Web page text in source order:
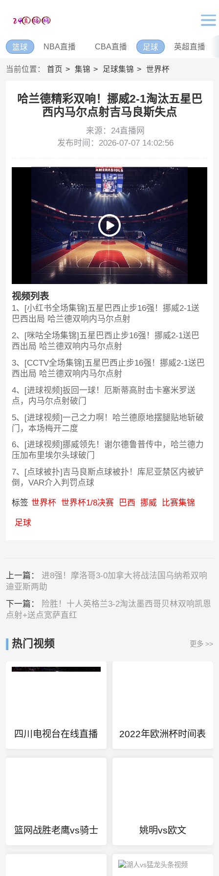
篮球 NBA直播 CBA直播 足球 英超直播
当前位置： 首页 集锦 足球集锦 世界杯
哈兰德精彩双响！挪威2-1淘汰五星巴
西内马尔点射吉马良斯失点
来源：24直播网
发布时间：2026-07-07 14:02:56
视频列表
1、[小红书全场集锦]五星巴西止步16强！挪威2-1送
巴西出局 哈兰德双响内马尔点射
2、[咪咕全场集锦]五星巴西止步16强！挪威2-1送巴
西出局 哈兰德双响内马尔点射
3、[CCTV全场集锦]五星巴西止步16强！挪威2-1送巴
西出局 哈兰德双响内马尔点射
4、[进球视频]扳回一球！厄斯蒂高肘击卡塞米罗送
点，内马尔点射破门
5、[进球视频]一己之力啊！哈兰德原地摆腿贴地斩破
门，本场梅开二度
6、[进球视频]挪威领先！谢尔德鲁普传中，哈兰德力
压加布里埃尔头球破门
7、[点球被扑]吉马良斯点球被扑！库尼亚禁区内被铲
倒，VAR介入判罚点球
标签 世界杯 世界杯1/8决赛 巴西 挪威 比赛集锦
足球
上一篇： 进8强！摩洛哥3-0加拿大将战法国乌纳希双响
迪亚斯两助
下一篇：
险胜！十人英格兰3-2淘汰墨西哥贝林双响凯恩
点射+送点宽萨直红
热门视频 更多 >>
四川电视台在线直播 2022年欧洲杯时间表
篮网战胜老鹰vs骑士 姚明vs欧文